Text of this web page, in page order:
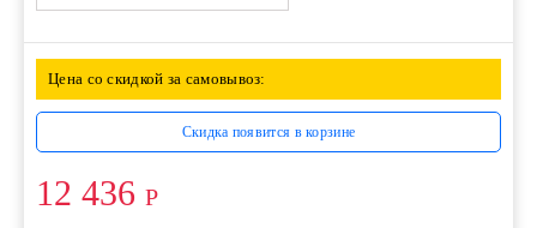
Цена со скидкой за самовывоз:
Скидка появится в корзине
12 436 Р